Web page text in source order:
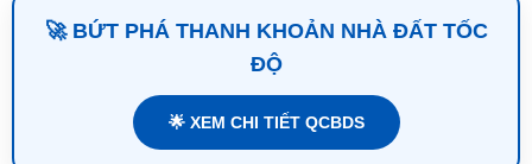
🚀 BỨT PHÁ THANH KHOẢN NHÀ ĐẤT TỐC
ĐỘ
🌟 XEM CHI TIẾT QCBDS